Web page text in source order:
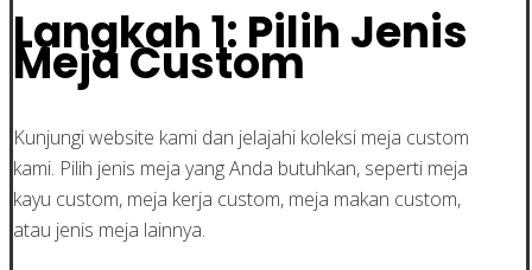
Langkah 1: Pilih Jenis
Meja Custom
Kunjungi website kami dan jelajahi koleksi meja custom
kami. Pilih jenis meja yang Anda butuhkan, seperti meja
kayu custom, meja kerja custom, meja makan custom,
atau jenis meja lainnya.